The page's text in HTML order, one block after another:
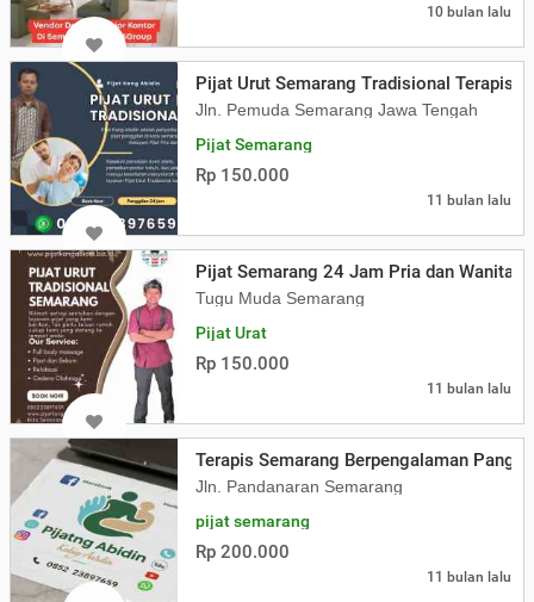
10 bulan lalu
Pijat Urut Semarang Tradisional Terapis
Jln. Pemuda Semarang Jawa Tengah
Pijat Semarang
Rp 150.000
11 bulan lalu
Pijat Semarang 24 Jam Pria dan Wanita
Tugu Muda Semarang
Pijat Urat
Rp 150.000
11 bulan lalu
Terapis Semarang Berpengalaman
Jln. Pandanaran Semarang
pijat semarang
Rp 200.000
11 bulan lalu